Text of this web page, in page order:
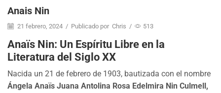
Anais Nin
21 febrero, 2024 / Publicado por Chris / 513
Anaïs Nin: Un Espíritu Libre en la
Literatura del Siglo XX
Nacida un 21 de febrero de 1903, bautizada con el nombre
Ángela Anaïs Juana Antolina Rosa Edelmira Nin Culmell,